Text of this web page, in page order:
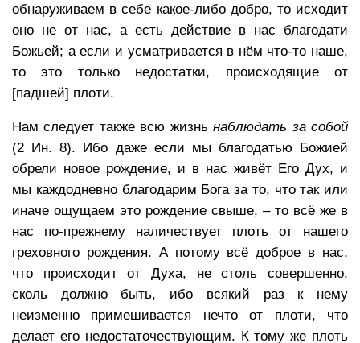
обнаруживаем в себе какое-либо добро, то исходит
оно не от нас, а есть действие в нас благодати
Божьей; а если и усматривается в нём что-то наше,
то это только недостатки, происходящие от
[падшей] плоти.
Нам следует также всю жизньнаблюдать за собой
(2 Ин. 8). Ибо даже если мы благодатью Божией
обрели новое рождение, и в нас живёт Его Дух, и
мы каждодневно благодарим Бога за то, что так или
иначе ощущаем это рождение свыше, – то всё же в
нас по-прежнему наличествует плоть от нашего
греховного рождения. А потому всё доброе в нас,
что происходит от Духа, не столь совершенно,
сколь должно быть, ибо всякий раз к нему
неизменно примешивается нечто от плоти, что
делает его недостаточествующим. К тому же плоть